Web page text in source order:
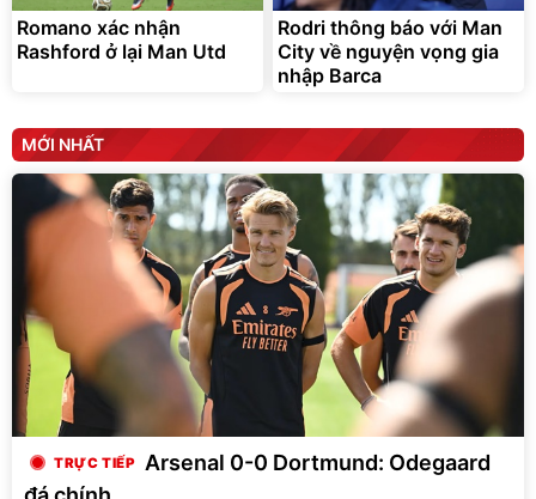
Romano xác nhận
Rashford ở lại Man Utd
Rodri thông báo với Man
City về nguyện vọng gia
nhập Barca
MỚI NHẤT
Arsenal 0-0 Dortmund: Odegaard